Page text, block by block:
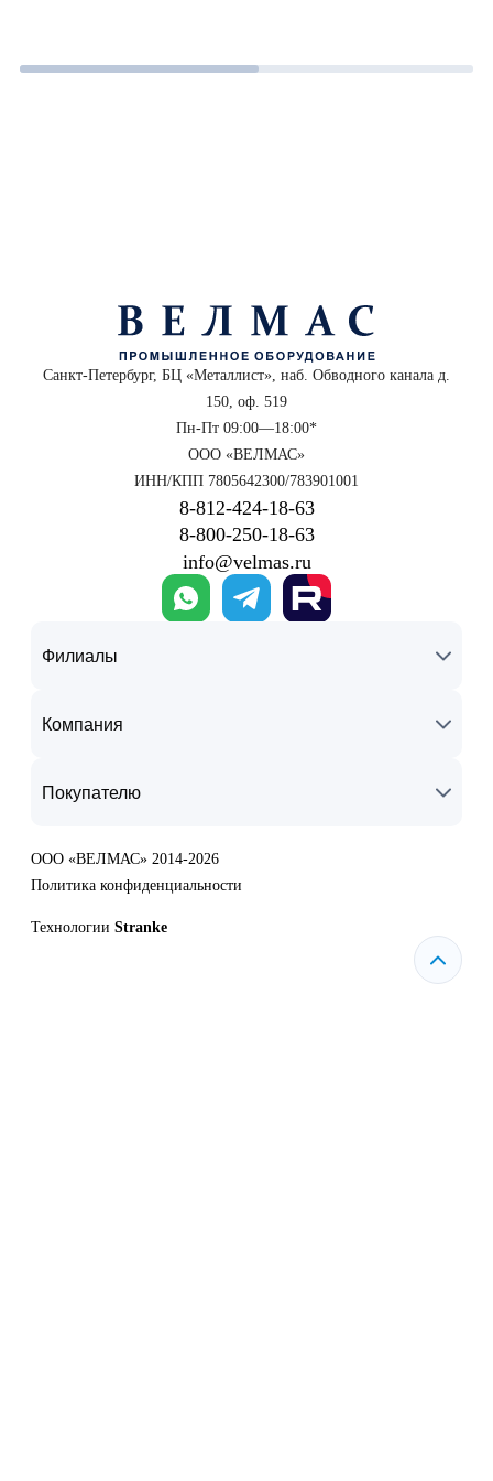
Санкт-Петербург, БЦ «Металлист», наб. Обводного канала д.
150, оф. 519
Пн-Пт 09:00—18:00*
ООО «ВЕЛМАС»
ИНН/КПП 7805642300/783901001
8‑812‑424‑18‑63
8‑800‑250‑18‑63
info@velmas.ru
Филиалы
Компания
Покупателю
ООО «ВЕЛМАС» 2014-2026
Политика конфиденциальности
Технологии Stranke